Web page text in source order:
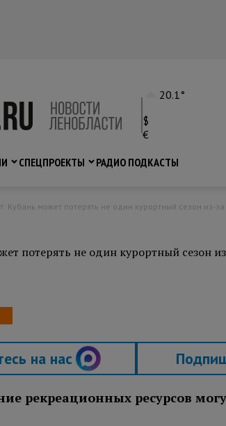
20.1°
$
€
СПЕЦПРОЕКТЫ РАДИО ПОДКАСТЫ
Кубань может потерять не один курортный сезон из-
потерять не один курортный сезон
на нас
рекреационных ресурсов